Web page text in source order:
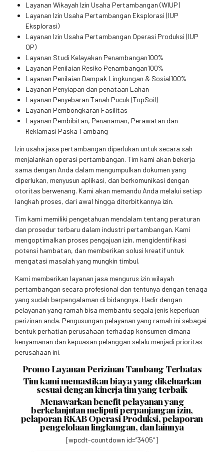
Layanan Wikayah Izin Usaha Pertambangan (WIUP)
Layanan Izin Usaha Pertambangan Eksplorasi (IUP
Eksplorasi)
Layanan Izin Usaha Pertambangan Operasi Produksi (IUP
OP)
Layanan Studi Kelayakan Penambangan100%
Layanan Penilaian Resiko Penambangan100%
Layanan Penilaian Dampak Lingkungan & Sosial100%
Layanan Penyiapan dan penataan Lahan
Layanan Penyebaran Tanah Pucuk (TopSoil)
Layanan Pembongkaran Fasilitas
Layanan Pembibitan, Penanaman, Perawatan dan
Reklamasi Paska Tambang
Izin usaha jasa pertambangan diperlukan untuk secara sah
menjalankan operasi pertambangan. Tim kami akan bekerja
sama dengan Anda dalam mengumpulkan dokumen yang
diperlukan, menyusun aplikasi, dan berkomunikasi dengan
otoritas berwenang. Kami akan memandu Anda melalui setiap
langkah proses, dari awal hingga diterbitkannya izin.
Tim kami memiliki pengetahuan mendalam tentang peraturan
dan prosedur terbaru dalam industri pertambangan. Kami
mengoptimalkan proses pengajuan izin, mengidentifikasi
potensi hambatan, dan memberikan solusi kreatif untuk
mengatasi masalah yang mungkin timbul.
Kami memberikan layanan jasa mengurus izin wilayah
pertambangan secara profesional dan tentunya dengan tenaga
yang sudah berpengalaman di bidangnya. Hadir dengan
pelayanan yang ramah bisa membantu segala jenis keperluan
perizinan anda. Pengusungan pelayanan yang ramah ini sebagai
bentuk perhatian perusahaan terhadap konsumen dimana
kenyamanan dan kepuasan pelanggan selalu menjadi prioritas
perusahaan ini.
Promo Layanan Perizinan Tambang Terbatas
Tim kami memastikan biaya yang dikeluarkan
sesuai dengan kinerja tim yang terbaik
Menawarkan benefit pelayanan yang
berkelanjutan meliputi perpanjangan izin,
pelaporan RKAB Operasi Produksi, pelaporan
pengelolaan lingkungan, dan lainnya
[wpcdt-countdown id=”3405″]